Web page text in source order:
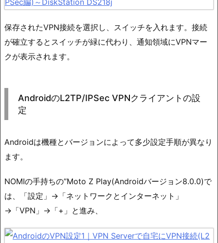
保存されたVPN接続を選択し、スイッチを入れます。接続
が確立するとスイッチが緑に代わり、通知領域にVPNマー
クが表示されます。
AndroidのL2TP/IPSec VPNクライアントの設
定
Androidは機種とバージョンによって多少設定手順が異なり
ます。
NOMIの手持ちの”Moto Z Play(Androidバージョン8.0.0)で
は、「設定」→「ネットワークとインターネット」
→「VPN」→「+」と進み、